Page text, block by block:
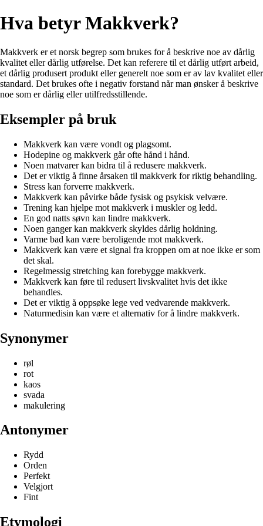
Hva betyr Makkverk?
Makkverk er et norsk begrep som brukes for å beskrive noe av dårlig
kvalitet eller dårlig utførelse. Det kan referere til et dårlig utført arbeid,
et dårlig produsert produkt eller generelt noe som er av lav kvalitet eller
standard. Det brukes ofte i negativ forstand når man ønsker å beskrive
noe som er dårlig eller utilfredsstillende.
Eksempler på bruk
Makkverk kan være vondt og plagsomt.
Hodepine og makkverk går ofte hånd i hånd.
Noen matvarer kan bidra til å redusere makkverk.
Det er viktig å finne årsaken til makkverk for riktig behandling.
Stress kan forverre makkverk.
Makkverk kan påvirke både fysisk og psykisk velvære.
Trening kan hjelpe mot makkverk i muskler og ledd.
En god natts søvn kan lindre makkverk.
Noen ganger kan makkverk skyldes dårlig holdning.
Varme bad kan være beroligende mot makkverk.
Makkverk kan være et signal fra kroppen om at noe ikke er som
det skal.
Regelmessig stretching kan forebygge makkverk.
Makkverk kan føre til redusert livskvalitet hvis det ikke
behandles.
Det er viktig å oppsøke lege ved vedvarende makkverk.
Naturmedisin kan være et alternativ for å lindre makkverk.
Synonymer
røl
rot
kaos
svada
makulering
Antonymer
Rydd
Orden
Perfekt
Velgjort
Fint
Etymologi